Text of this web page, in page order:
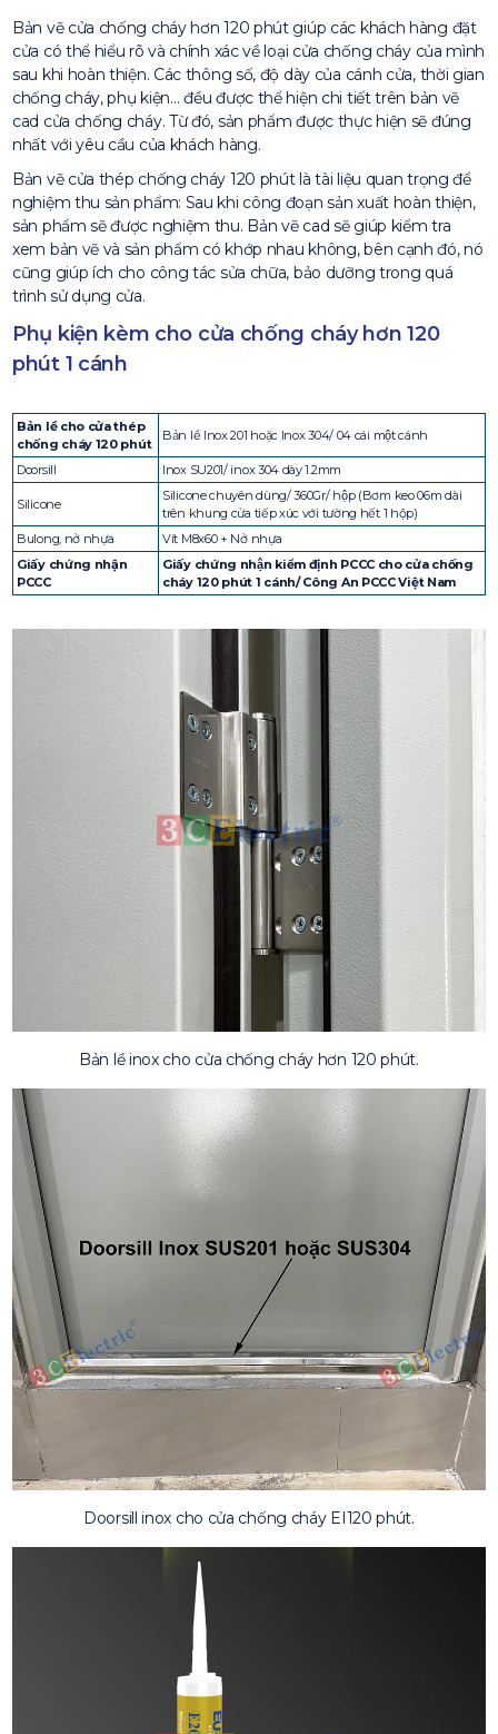
Bản vẽ cửa chống cháy hơn 120 phút giúp các khách hàng đặt
cửa có thể hiểu rõ và chính xác về loại cửa chống cháy của mình
sau khi hoàn thiện. Các thông số, độ dày của cánh cửa, thời gian
chống cháy, phụ kiện… đều được thể hiện chi tiết trên bản vẽ
cad cửa chống cháy. Từ đó, sản phẩm được thực hiện sẽ đúng
nhất với yêu cầu của khách hàng.
Bản vẽ cửa thép chống cháy 120 phút là tài liệu quan trọng để
nghiệm thu sản phẩm: Sau khi công đoạn sản xuất hoàn thiện,
sản phẩm sẽ được nghiệm thu. Bản vẽ cad sẽ giúp kiểm tra
xem bản vẽ và sản phẩm có khớp nhau không, bên cạnh đó, nó
cũng giúp ích cho công tác sửa chữa, bảo dưỡng trong quá
trình sử dụng cửa.
Phụ kiện kèm cho cửa chống cháy hơn 120
phút 1 cánh
Bản lề cho cửa thép
chống cháy 120 phút
Bản lề Inox 201 hoặc Inox 304/ 04 cái một cánh
Doorsill Inox SU201/ inox 304 dày 1.2mm
Silicone
Silicone chuyên dùng/ 360Gr/ hộp (Bơm keo 06m dài
trên khung cửa tiếp xúc với tường hết 1 hộp)
Bulong, nở nhựa
Vít M8x60 + Nở nhựa
Giấy chứng nhận
PCCC
Giấy chứng nhận kiểm định PCCC cho cửa chống
cháy 120 phút 1 cánh/ Công An PCCC Việt Nam
Bản lề inox cho cửa chống cháy hơn 120 phút.
Doorsill inox cho cửa chống cháy EI120 phút.